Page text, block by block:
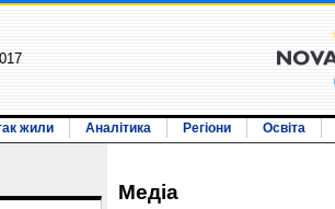
жили Аналітика Регіони Освіта
Медiа